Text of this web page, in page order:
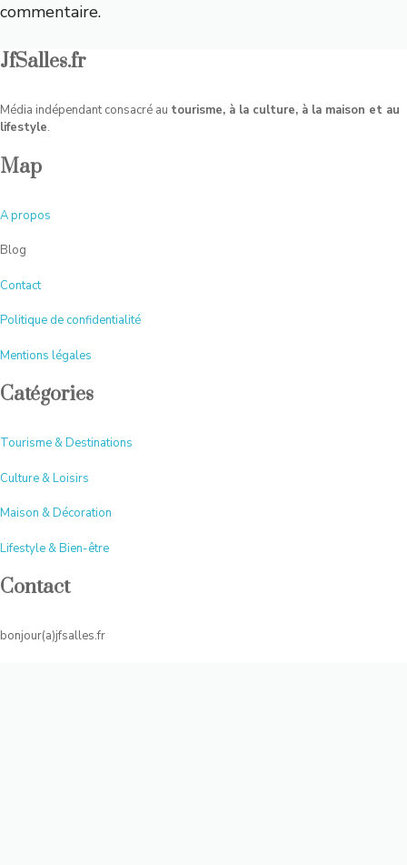
commentaire.
JfSalles.fr
Média indépendant consacré au tourisme, à la culture, à la maison et au
lifestyle.
Map
Apropos
Blog
Contact
Politique de confidentialité
Mentions légales
Catégories
Tourisme & Destinations
Culture & Loisirs
Maison & Décoration
Lifestyle & Bien-être
Contact
bonjour(a)jfsalles.fr